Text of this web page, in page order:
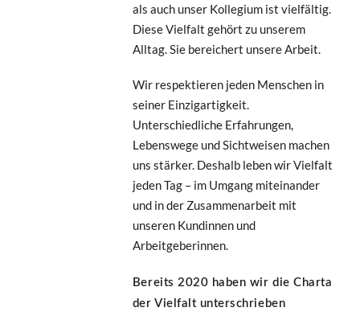
als auch unser Kollegium ist vielfältig.
Diese Vielfalt gehört zu unserem
Alltag. Sie bereichert unsere Arbeit.
Wir respektieren jeden Menschen in
seiner Einzigartigkeit.
Unterschiedliche Erfahrungen,
Lebenswege und Sichtweisen machen
uns stärker. Deshalb leben wir Vielfalt
jeden Tag – im Umgang miteinander
und in der Zusammenarbeit mit
unseren Kundinnen und
Arbeitgeberinnen.
Bereits 2020 haben wir die Charta
der Vielfalt unterschrieben